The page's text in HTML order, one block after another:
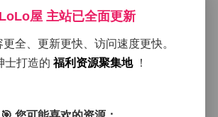
录59张图片，每一张都像是一段短小
色 轻糖乐园 NO.007期 【59P】 在线
屋 主站已全面更新
更全、更新更快、访问速度更快。
士打造的福利资源聚集地 ！